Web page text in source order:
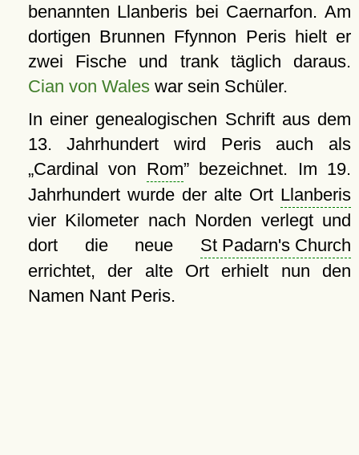
benannten Llanberis bei Caernarfon. Am
dortigen Brunnen Ffynnon Peris hielt er
zwei Fische und trank täglich daraus.
Cian von Waleswar sein Schüler.
In einer genealogischen Schrift aus dem
13. Jahrhundert wird Peris auch als
Cardinal von Rom bezeichnet. Im 19.
Jahrhundert wurde der alte Ort Llanberis
vier Kilometer nach Norden verlegt und
dort die neue St Padarn's Church
errichtet, der alte Ort erhielt nun den
Namen Nant Peris.